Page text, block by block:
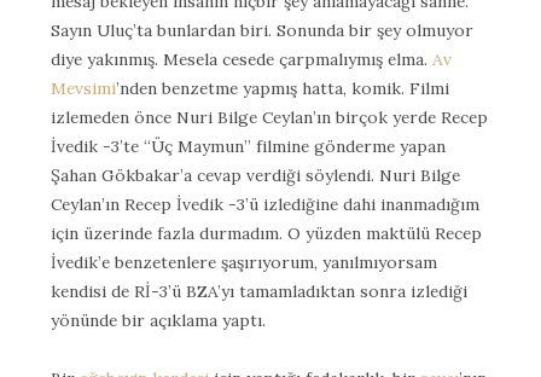
Sayın Uluç’ta bunlardan biri. Sonunda bir şey olmuyor
diye yakınmış. Mesela cesede çarpmalıymış elma. Av
Mevsimi’nden benzetme yapmış hatta, komik. Filmi
izlemeden önce Nuri Bilge Ceylan’ın birçok yerde Recep
İvedik -3’te “Üç Maymun” filmine gönderme yapan
Şahan Gökbakar’a cevap verdiği söylendi. Nuri Bilge
Ceylan’ın Recep İvedik -3’ü izlediğine dahi inanmadığım
için üzerinde fazla durmadım. O yüzden maktülü Recep
İvedik’e benzetenlere şaşırıyorum, yanılmıyorsam
kendisi de Rİ-3’ü BZA’yı tamamladıktan sonra izlediği
yönünde bir açıklama yaptı.